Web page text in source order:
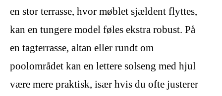
en stor terrasse, hvor møblet sjældent flyttes,
kan en tungere model føles ekstra robust. På
en tagterrasse, altan eller rundt om
poolområdet kan en lettere solseng med hjul
være mere praktisk, især hvis du ofte justerer